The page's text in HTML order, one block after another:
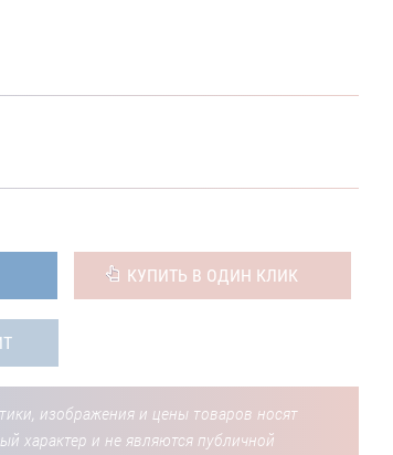
КУПИТЬ В ОДИН КЛИК
изображения и цены товаров носят
характер и не являются публичной